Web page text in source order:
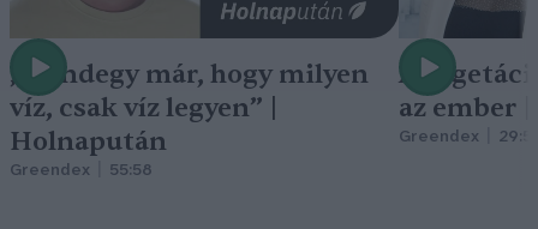
„Mindegy már, hogy milyen
víz, csak víz legyen” |
Holnapután
Greendex 55:58
A
az ember
Greendex